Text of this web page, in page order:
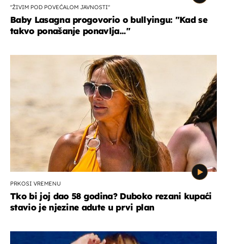
"ŽIVIM POD POVEĆALOM JAVNOSTI"
Baby Lasagna progovorio o bullyingu: "Kad se
takvo ponašanje ponavlja..."
PRKOSI VREMENU
Tko bi joj dao 58 godina? Duboko rezani kupaći
stavio je njezine adute u prvi plan